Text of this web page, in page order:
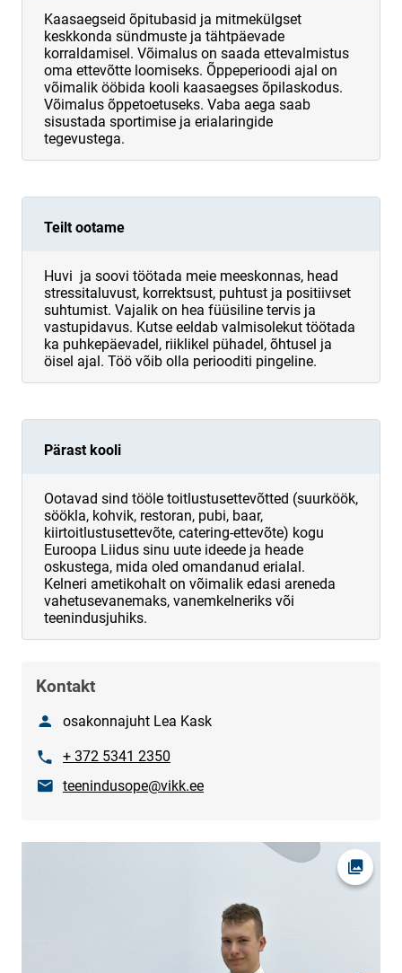
Kaasaegseid õpitubasid ja mitmekülgset
keskkonda sündmuste ja tähtpäevade
korraldamisel. Võimalus on saada ettevalmistus
oma ettevõtte loomiseks. Õppeperioodi ajal on
võimalik ööbida kooli kaasaegses õpilaskodus.
Võimalus õppetoetuseks. Vaba aega saab
sisustada sportimise ja erialaringide
tegevustega.
Teilt ootame
Huvi ja soovi töötada meie meeskonnas, head
stressitaluvust, korrektsust, puhtust ja positiivset
suhtumist. Vajalik on hea füüsiline tervis ja
vastupidavus. Kutse eeldab valmisolekut töötada
ka puhkepäevadel, riiklikel pühadel, õhtusel ja
öisel ajal. Töö võib olla periooditi pingeline.
Pärast kooli
Ootavad sind tööle toitlustusettevõtted (suurköök,
söökla, kohvik, restoran, pubi, baar,
kiirtoitlustusettevõte, catering-ettevõte) kogu
Euroopa Liidus sinu uute ideede ja heade
oskustega, mida oled omandanud erialal.
Kelneri ametikohalt on võimalik edasi areneda
vahetusevanemaks, vanemkelneriks või
teenindusjuhiks.
Kontakt
Nimiosakonnajuht Lea Kask
Telefon+ 372 5341 2350
E-postteenindusope@vikk.ee
Ava